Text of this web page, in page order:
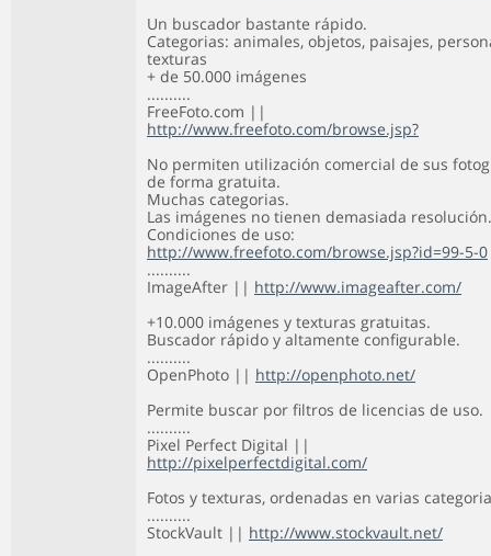
Un buscador bastante rápido.
Categorias: animales, objetos, paisajes,
texturas
+ de 50.000 imágenes
..........
FreeFoto.com ||
http://www.freefoto.com/browse.jsp?
No permiten utilización comercial de sus
de forma gratuita.
Muchas categorias.
Las imágenes no tienen demasiada resolución.
Condiciones de uso:
http://www.freefoto.com/browse.jsp?id=99-5-0
..........
ImageAfter || http://www.imageafter.com/
+10.000 imágenes y texturas gratuitas.
Buscador rápido y altamente configurable.
..........
OpenPhoto || http://openphoto.net/
Permite buscar por filtros de licencias de uso.
..........
Pixel Perfect Digital ||
http://pixelperfectdigital.com/
Fotos y texturas, ordenadas en varias
..........
StockVault || http://www.stockvault.net/